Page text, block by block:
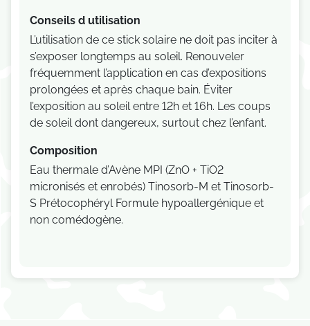
Conseils d utilisation
L’utilisation de ce stick solaire ne doit pas inciter à
s’exposer longtemps au soleil. Renouveler
fréquemment l’application en cas d’expositions
prolongées et après chaque bain. Éviter
l’exposition au soleil entre 12h et 16h. Les coups
de soleil dont dangereux, surtout chez l’enfant.
Composition
Eau thermale d’Avène MPI (ZnO + TiO2
micronisés et enrobés) Tinosorb-M et Tinosorb-
S Prétocophéryl Formule hypoallergénique et
non comédogène.